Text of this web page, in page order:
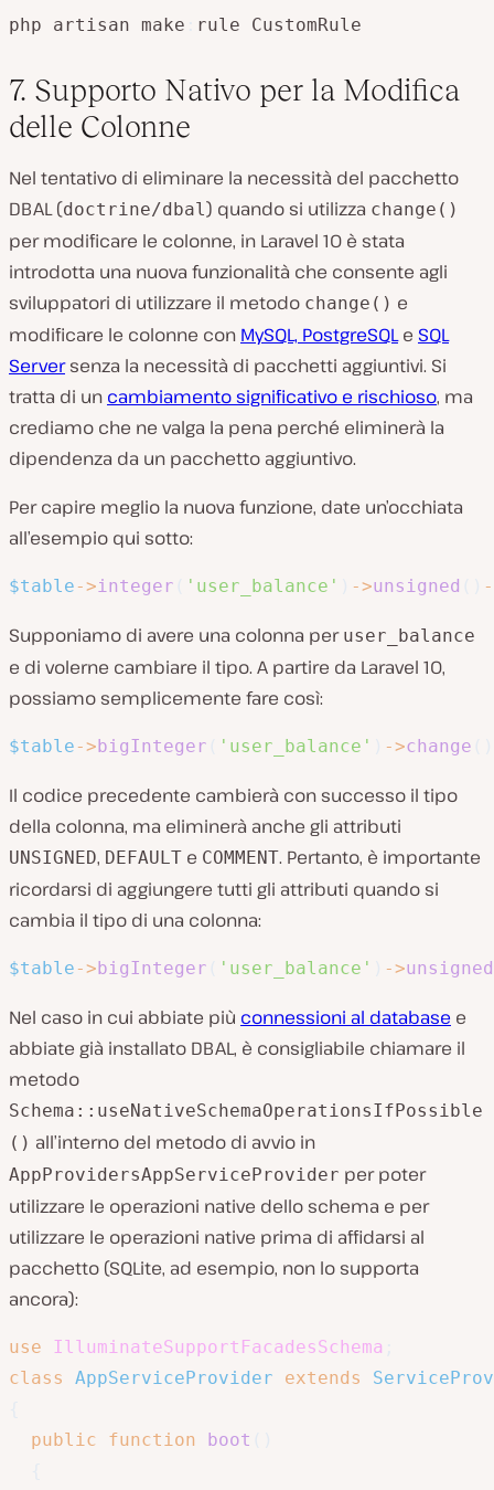
php artisan make rule CustomRule
7. Supporto Nativo per la Modifica
delle Colonne
Nel tentativo di eliminare la necessità del pacchetto
DBAL (doctrine/dbal) quando si utilizza change()
per modificare le colonne, in Laravel 10 è stata
introdotta una nuova funzionalità che consente agli
sviluppatori di utilizzare il metodo change() e
modificare le colonne con MySQL, PostgreSQLe SQL
Serversenza la necessità di pacchetti aggiuntivi. Si
tratta di un cambiamento significativo e rischioso, ma
crediamo che ne valga la pena perché eliminerà la
dipendenza da un pacchetto aggiuntivo.
Per capire meglio la nuova funzione, date un’occhiata
all’esempio qui sotto:
$table->integer 'user_balance' ->unsigned
Supponiamo di avere una colonna per user_balance
e di volerne cambiare il tipo. A partire da Laravel 10,
possiamo semplicemente fare così:
$table->bigInteger 'user_balance' ->change
Il codice precedente cambierà con successo il tipo
della colonna, ma eliminerà anche gli attributi
UNSIGNED, DEFAULT e COMMENT. Pertanto, è importante
ricordarsi di aggiungere tutti gli attributi quando si
cambia il tipo di una colonna:
$table->bigInteger 'user_balance' ->unsigned
Nel caso in cui abbiate più connessioni al database e
abbiate già installato DBAL, è consigliabile chiamare il
metodo
Schema::useNativeSchemaOperationsIfPossible
() all’interno del metodo di avvio in
AppProvidersAppServiceProvider per poter
utilizzare le operazioni native dello schema e per
utilizzare le operazioni native prima di affidarsi al
pacchetto (SQLite, ad esempio, non lo supporta
ancora):
use IlluminateSupportFacadesSchema
class
AppServiceProvider extends
public
function boot